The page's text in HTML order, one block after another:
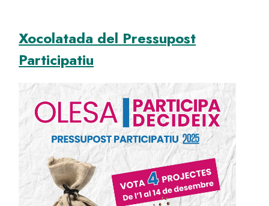
Xocolatada del Pressupost
Participatiu
Image